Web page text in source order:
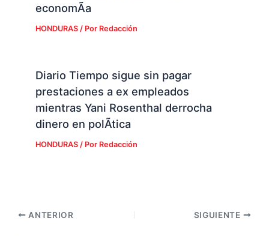
economÃ­a
HONDURAS/ Por Redacción
Diario Tiempo sigue sin pagar
prestaciones a ex empleados
mientras Yani Rosenthal derrocha
dinero en polÃ­tica
HONDURAS/ Por Redacción
ANTERIOR SIGUIENTE